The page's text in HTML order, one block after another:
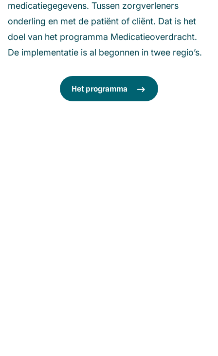
medicatiegegevens. Tussen zorgverleners
onderling en met de patiënt of cliënt. Dat is het
doel van het programma Medicatieoverdracht.
De implementatie is al begonnen in twee regio’s.
Het programma